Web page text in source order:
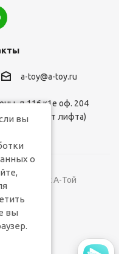
a-toy@a-toy.ru
д.116 к1е оф. 204
справа от лифта)
игрушек А-Той
вы
о
вы